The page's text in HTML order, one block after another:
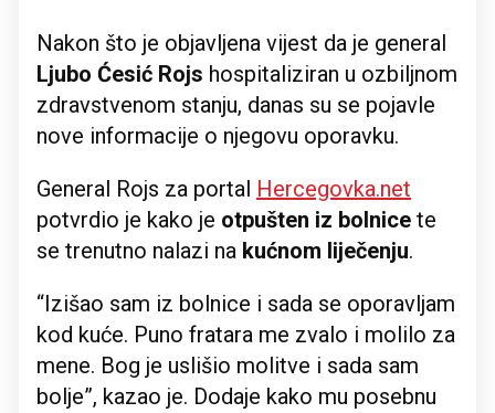
Nakon što je objavljena vijest da je general
Ljubo Ćesić Rojs hospitaliziran u ozbiljnom
zdravstvenom stanju, danas su se pojavle
nove informacije o njegovu oporavku.
General Rojs za portal Hercegovka.net
potvrdio je kako je otpušten iz bolnice te
se trenutno nalazi na kućnom liječenju.
“Izišao sam iz bolnice i sada se oporavljam
kod kuće. Puno fratara me zvalo i molilo za
mene. Bog je uslišio molitve i sada sam
bolje”, kazao je. Dodaje kako mu posebnu